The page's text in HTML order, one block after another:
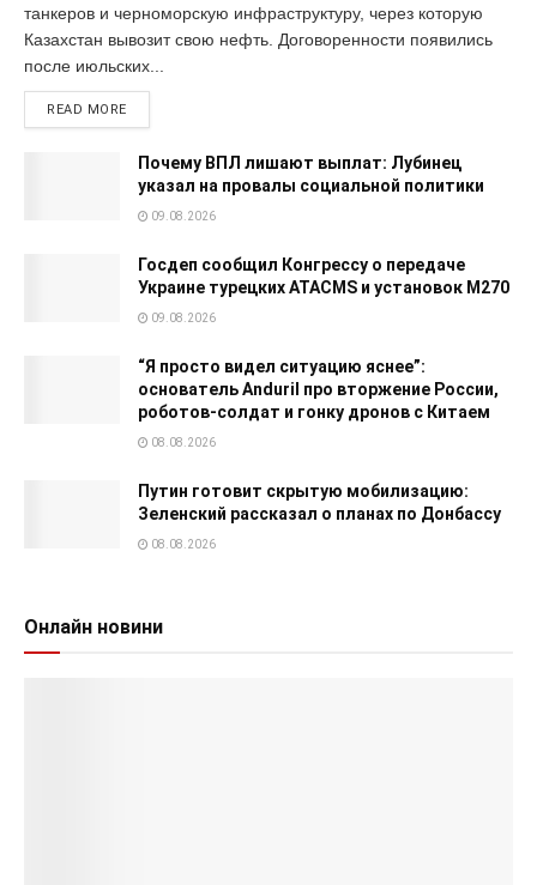
танкеров и черноморскую инфраструктуру, через которую
Казахстан вывозит свою нефть. Договоренности появились
после июльских...
READ MORE
Почему ВПЛ лишают выплат: Лубинец
указал на провалы социальной политики
09.08.2026
Госдеп сообщил Конгрессу о передаче
Украине турецких ATACMS и установок M270
09.08.2026
“Я просто видел ситуацию яснее”:
основатель Anduril про вторжение России,
роботов-солдат и гонку дронов с Китаем
08.08.2026
Путин готовит скрытую мобилизацию:
Зеленский рассказал о планах по Донбассу
08.08.2026
Онлайн новини